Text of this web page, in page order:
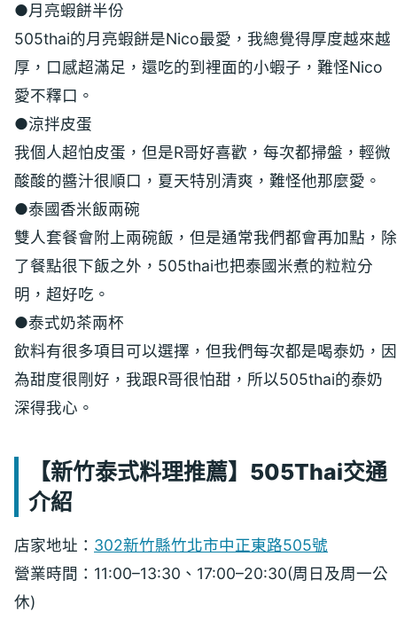
●月亮蝦餅半份
505thai的月亮蝦餅是Nico最愛，我總覺得厚度越來越
厚，口感超滿足，還吃的到裡面的小蝦子，難怪Nico
愛不釋口。
●涼拌皮蛋
我個人超怕皮蛋，但是R哥好喜歡，每次都掃盤，輕微
酸酸的醬汁很順口，夏天特別清爽，難怪他那麼愛。
●泰國香米飯兩碗
雙人套餐會附上兩碗飯，但是通常我們都會再加點，除
了餐點很下飯之外，505thai也把泰國米煮的粒粒分
明，超好吃。
●泰式奶茶兩杯
飲料有很多項目可以選擇，但我們每次都是喝泰奶，因
為甜度很剛好，我跟R哥很怕甜，所以505thai的泰奶
深得我心。
【新竹泰式料理推薦】505Thai交通
介紹
店家地址： 302新竹縣竹北市中正東路505號
營業時間：11:00–13:30、17:00–20:30(周日及周一公
休)